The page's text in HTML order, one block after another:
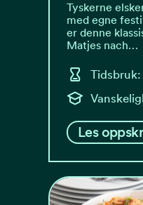
Tyskerne
med egne
er denne
Matjes nach…
Les